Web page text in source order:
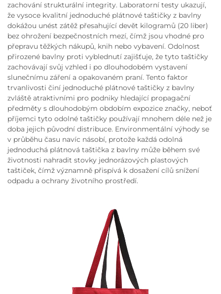
zachování strukturální integrity. Laboratorní testy ukazují,
že vysoce kvalitní jednoduché plátnové taštičky z bavlny
dokážou unést zátěž přesahující devět kilogramů (20 liber)
bez ohrožení bezpečnostních mezí, čímž jsou vhodné pro
přepravu těžkých nákupů, knih nebo vybavení. Odolnost
přirozené bavlny proti vyblednutí zajišťuje, že tyto taštičky
zachovávají svůj vzhled i po dlouhodobém vystavení
slunečnímu záření a opakovaném praní. Tento faktor
trvanlivosti činí jednoduché plátnové taštičky z bavlny
zvláště atraktivními pro podniky hledající propagační
předměty s dlouhodobým obdobím expozice značky, neboť
příjemci tyto odolné taštičky používají mnohem déle než je
doba jejich původní distribuce. Environmentální výhody se
v průběhu času navíc násobí, protože každá odolná
jednoduchá plátnová taštička z bavlny může během své
životnosti nahradit stovky jednorázových plastových
taštiček, čímž významně přispívá k dosažení cílů snížení
odpadu a ochrany životního prostředí.